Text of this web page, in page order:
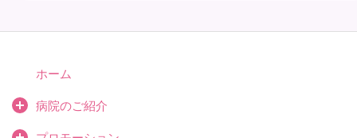
ホーム
病院のご紹介